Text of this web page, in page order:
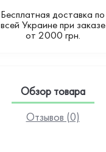
Бесплатная доставка по
всей Украине при заказе
от 2000 грн.
Обзор товара
Отзывов (0)